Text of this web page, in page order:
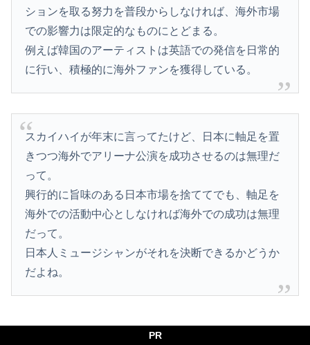
ションを取る努力を普段からしなければ、海外市場
での影響力は限定的なものにとどまる。
例えば韓国のアーティストは英語での発信を日常的
に行い、積極的に海外ファンを獲得している。
スカイハイが年末に言ってたけど、日本に軸足を置
きつつ海外でアリーナ公演を成功させるのは無理だ
って。
興行的に旨味のある日本市場を捨ててでも、軸足を
海外での活動中心としなければ海外での成功は無理
だって。
日本人ミュージシャンがそれを決断できるかどうか
だよね。
PR